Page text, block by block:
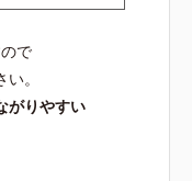
で
。
がりやすい